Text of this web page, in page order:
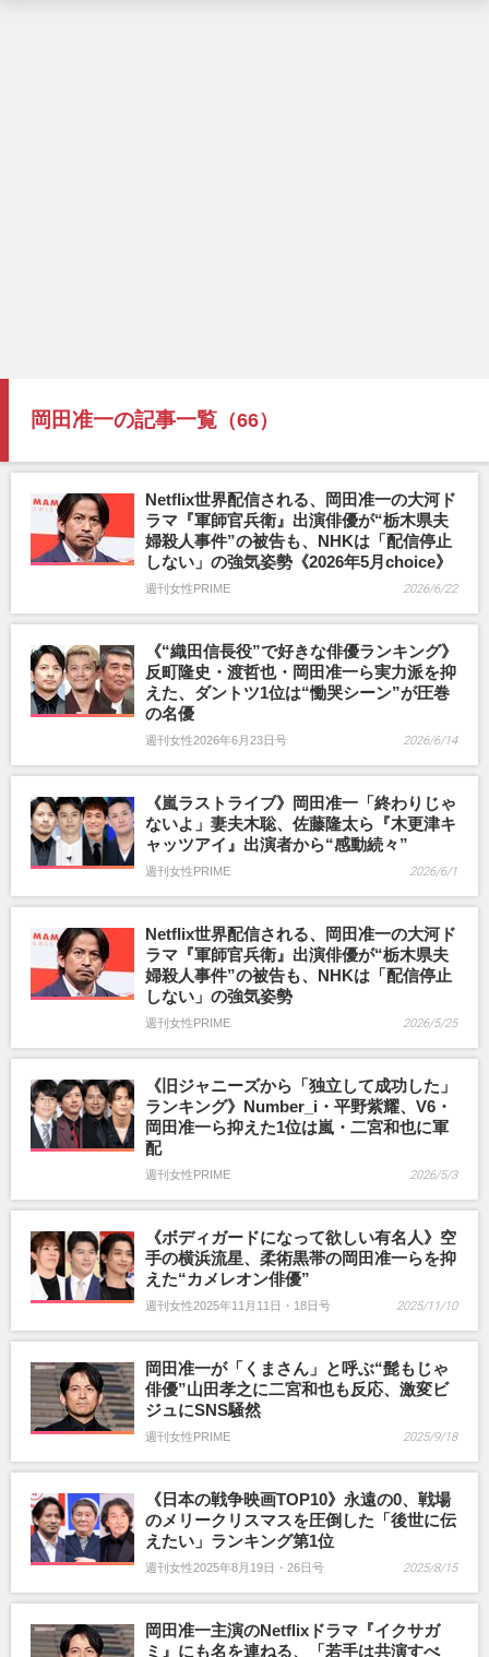
岡田准一の記事一覧 （66）
Netflix世界配信される、岡田准一の大河ド
ラマ『軍師官兵衛』出演俳優が“栃木県夫
婦殺人事件”の被告も、NHKは「配信停止
しない」の強気姿勢《2026年5月choice》
週刊女性PRIME 2026/6/22
《“織田信長役”で好きな俳優ランキング》
反町隆史・渡哲也・岡田准一ら実力派を抑
えた、ダントツ1位は“慟哭シーン”が圧巻
の名優
週刊女性2026年6月23日号 2026/6/14
《嵐ラストライブ》岡田准一「終わりじゃ
ないよ」妻夫木聡、佐藤隆太ら『木更津キ
ャッツアイ』出演者から“感動続々”
週刊女性PRIME 2026/6/1
Netflix世界配信される、岡田准一の大河ド
ラマ『軍師官兵衛』出演俳優が“栃木県夫
婦殺人事件”の被告も、NHKは「配信停止
しない」の強気姿勢
週刊女性PRIME 2026/5/25
《旧ジャニーズから「独立して成功した」
ランキング》Number_i・平野紫耀、V6・
岡田准一ら抑えた1位は嵐・二宮和也に軍
配
週刊女性PRIME 2026/5/3
《ボディガードになって欲しい有名人》空
手の横浜流星、柔術黒帯の岡田准一らを抑
えた“カメレオン俳優”
週刊女性2025年11月11日・18日号 2025/11/10
岡田准一が「くまさん」と呼ぶ“髭もじゃ
俳優”山田孝之に二宮和也も反応、激変ビ
ジュにSNS騒然
週刊女性PRIME 2025/9/18
《日本の戦争映画TOP10》永遠の0、戦場
のメリークリスマスを圧倒した「後世に伝
えたい」ランキング第1位
週刊女性2025年8月19日・26日号 2025/8/15
岡田准一主演のNetflixドラマ『イクサガ
ミ』にも名を連ねる、「若手は共演すべ